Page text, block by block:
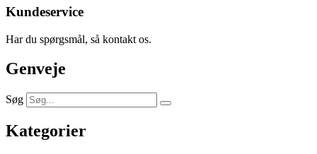
Kundeservice
Har du spørgsmål, så kontakt os.
Genveje
Søg
Kategorier